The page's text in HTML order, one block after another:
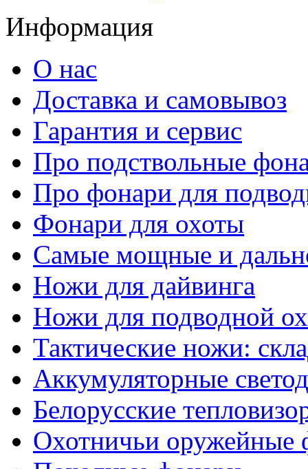
Информация
О нас
Доставка и самовывоз
Гарантия и сервис
Про подствольные
Про фонари для
Фонари для охоты
Самые мощные и
Ножи для дайвинга
Ножи для подводной
Тактические ножи:
Аккумуляторные
Белорусские
Охотничьи оружейные